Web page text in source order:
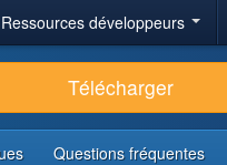
Ressources développeurs
Télécharger
Questions fréquentes